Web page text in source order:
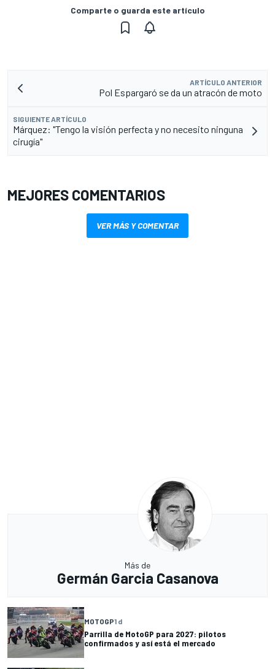
Comparte o guarda este artículo
ARTÍCULO ANTERIOR
Pol Espargaró se da un atracón de moto
SIGUIENTE ARTÍCULO
Márquez: "Tengo la visión perfecta y no necesito ninguna
cirugía"
MEJORES COMENTARIOS
VER MÁS Y COMENTAR
Más de
Germán Garcia Casanova
MOTOGP1 d
Parrilla de MotoGP para 2027: pilotos
confirmados y así está el mercado